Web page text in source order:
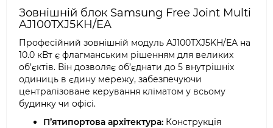
Зовнішній блок Samsung Free Joint Multi
AJ100TXJ5KH/EA
Професійний зовнішній модуль AJ100TXJ5KH/EA на
10.0 кВт є флагманським рішенням для великих
об’єктів. Він дозволяє об’єднати до 5 внутрішніх
одиниць в єдину мережу, забезпечуючи
централізоване керування кліматом у всьому
будинку чи офісі.
П’ятипортова архітектура: Конструкція